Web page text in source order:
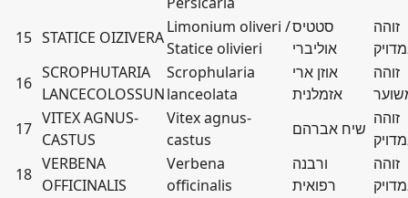
15 STATICE OIZIVERA
Limonium oliveri /
Statice olivieri
סטטיס
אוליברי
זוהה
16
SCROPHUTARIA
LANCECOLOSSUN
Scrophularia
lanceolata
אוזן ארי
אזמלנית
זוהה
17
VITEX AGNUS-
CASTUS
Vitex agnus-
castus
שיח אברהם
זוהה
18
VERBENA
OFFICINALIS
Verbena
officinalis
ורבנה
רפואית
זוהה